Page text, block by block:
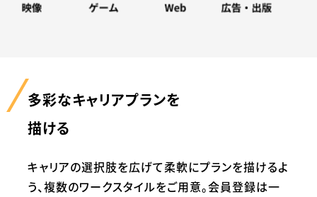
多彩なキャリアプランを
描ける
キャリアの選択肢を広げて柔軟にプランを描けるよ
う、複数のワークスタイルをご用意。会員登録は一